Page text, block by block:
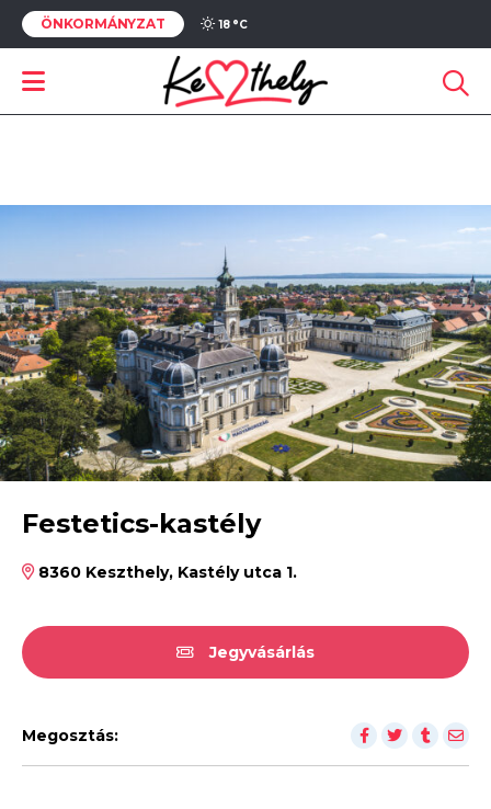
ÖNKORMÁNYZAT 18 °C
Festetics-kastély
8360 Keszthely, Kastély utca 1.
Jegyvásárlás
Megosztás: